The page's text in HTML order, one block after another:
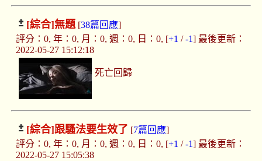
[綜合]無題[38篇回應]
評分：0, 年：0, 月：0, 週：0, 日：0, [+1 /-1] 最後更新：
2022-05-27 15:12:18
死亡回歸
[綜合]跟騷法要生效了 [7篇回應]
評分：0, 年：0, 月：0, 週：0, 日：0, [+1 /-1] 最後更新：
2022-05-27 15:05:38